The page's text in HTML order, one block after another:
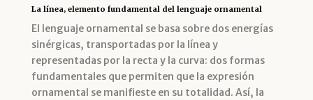
La línea, elemento fundamental del lenguaje ornamental
El lenguaje ornamental se basa sobre dos energías
sinérgicas, transportadas por la línea y
representadas por la recta y la curva: dos formas
fundamentales que permiten que la expresión
ornamental se manifieste en su totalidad. Así, la